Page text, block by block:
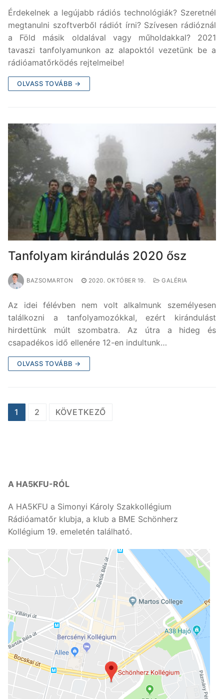
Érdekelnek a legújabb rádiós technológiák? Szeretnél
megtanulni szoftverből rádiót írni? Szívesen rádióznál
a Föld másik oldalával vagy műholdakkal? 2021
tavaszi tanfolyamunkon az alapoktól vezetünk be a
rádióamatőrködés rejtelmeibe!
OLVASS TOVÁBB →
Tanfolyam kirándulás 2020 ősz
BAZSOMARTON 2020. OKTÓBER 19. GALÉRIA
Az idei félévben nem volt alkalmunk személyesen
találkozni a tanfolyamozókkal, ezért kirándulást
hirdettünk múlt szombatra. Az útra a hideg és
csapadékos idő ellenére 12-en indultunk…
OLVASS TOVÁBB →
Bejegyzések
1 2 KÖVETKEZŐ
A HA5KFU-RÓL
A HA5KFU a Simonyi Károly Szakkollégium
Rádióamatőr klubja, a klub a BME Schönherz
Kollégium 19. emeletén található.